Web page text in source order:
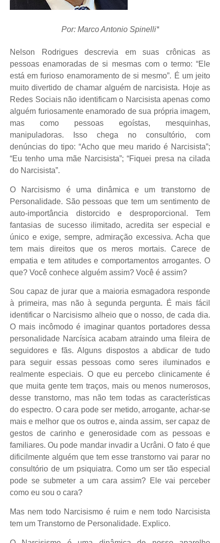
Por: Marco Antonio Spinelli*
Nelson Rodrigues descrevia em suas crônicas as
pessoas enamoradas de si mesmas com o termo: “Ele
está em furioso enamoramento de si mesmo”. É um jeito
muito divertido de chamar alguém de narcisista. Hoje as
Redes Sociais não identificam o Narcisista apenas como
alguém furiosamente enamorado de sua própria imagem,
mas como pessoas egoístas, mesquinhas,
manipuladoras. Isso chega no consultório, com
denúncias do tipo: “Acho que meu marido é Narcisista”;
“Eu tenho uma mãe Narcisista”; “Fiquei presa na cilada
do Narcisista”.
O Narcisismo é uma dinâmica e um transtorno de
Personalidade. São pessoas que tem um sentimento de
auto-importância distorcido e desproporcional. Tem
fantasias de sucesso ilimitado, acredita ser especial e
único e exige, sempre, admiração excessiva. Acha que
tem mais direitos que os meros mortais. Carece de
empatia e tem atitudes e comportamentos arrogantes. O
que? Você conhece alguém assim? Você é assim?
Sou capaz de jurar que a maioria esmagadora responde
à primeira, mas não à segunda pergunta. É mais fácil
identificar o Narcisismo alheio que o nosso, de cada dia.
O mais incômodo é imaginar quantos portadores dessa
personalidade Narcísica acabam atraindo uma fileira de
seguidores e fãs. Alguns dispostos a abdicar de tudo
para seguir essas pessoas como seres iluminados e
realmente especiais. O que eu percebo clinicamente é
que muita gente tem traços, mais ou menos numerosos,
desse transtorno, mas não tem todas as características
do espectro. O cara pode ser metido, arrogante, achar-se
mais e melhor que os outros e, ainda assim, ser capaz de
gestos de carinho e generosidade com as pessoas e
familiares. Ou pode mandar invadir a Ucrâni. O fato é que
dificilmente alguém que tem esse transtorno vai parar no
consultório de um psiquiatra. Como um ser tão especial
pode se submeter a um cara assim? Ele vai perceber
como eu sou o cara?
Mas nem todo Narcisismo é ruim e nem todo Narcisista
tem um Transtorno de Personalidade. Explico.